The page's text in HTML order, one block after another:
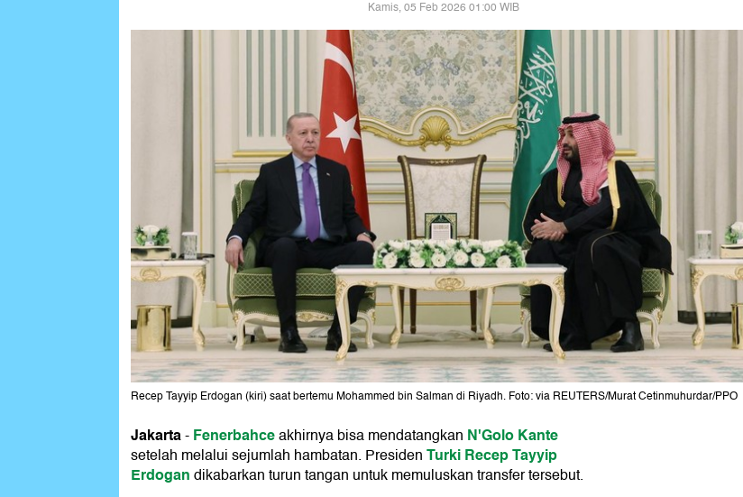
Kamis, 05 Feb 2026 01:00 WIB
Recep Tayyip Erdogan (kiri) saat bertemu Mohammed bin Salman di Riyadh. Foto: via REUTERS/Murat Cetinmuhurdar/PPO
Jakarta-Fenerbahceakhirnya bisa mendatangkan N'Golo Kante
setelah melalui sejumlah hambatan. PresidenTurkiRecep Tayyip
Erdogandikabarkan turun tangan untuk memuluskan transfer tersebut.